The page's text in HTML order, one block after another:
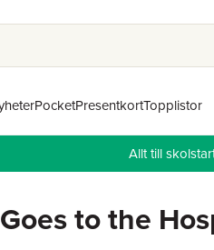
PocketPresentkortTopplistor
Allt till
to the